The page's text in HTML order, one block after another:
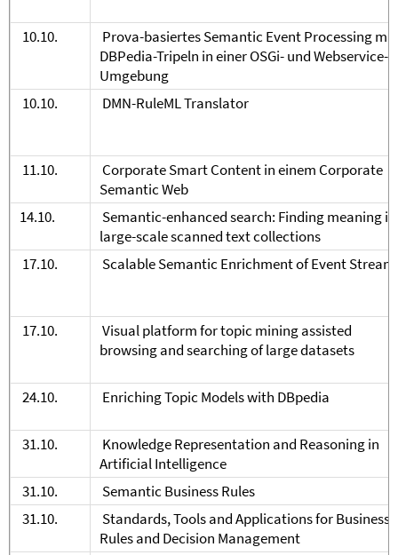
10.10.
Prova-basiertes Semantic Event Processing mit
DBPedia-Tripeln in einer OSGi- und Webservice-
Umgebung
10.10.
DMN-RuleML Translator
11.10.
Corporate Smart Content in einem Corporate
Semantic Web
14.10.
Semantic-enhanced search: Finding meaning in
large-scale scanned text collections
17.10.
Scalable Semantic Enrichment of Event
17.10.
Visual platform for topic mining assisted
browsing and searching of large datasets
24.10. Enriching Topic Models with DBpedia
31.10.
Knowledge Representation and Reasoning in
Artificial Intelligence
31.10.
Semantic Business Rules
31.10.
Standards, Tools and Applications for Business
Rules and Decision Management